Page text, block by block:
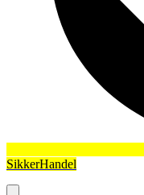
SikkerHandel